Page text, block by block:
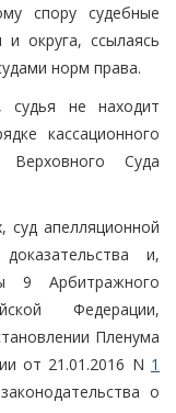
спору судебные
округа, ссылаясь
норм права.
судья не находит
кассационного
Верховного Суда
суд апелляционной
и,
9 Арбитражного
Федерации,
Пленума
от 21.01.2016 N 1
о